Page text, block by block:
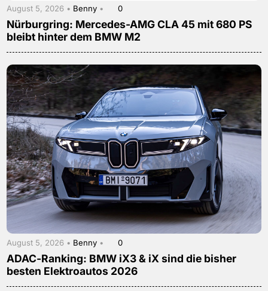
August 5, 2026 • Benny • 0
Nürburgring: Mercedes-AMG CLA 45 mit 680 PS
bleibt hinter dem BMW M2
August 5, 2026 • Benny • 0
ADAC-Ranking: BMW iX3 & iX sind die bisher
besten Elektroautos 2026